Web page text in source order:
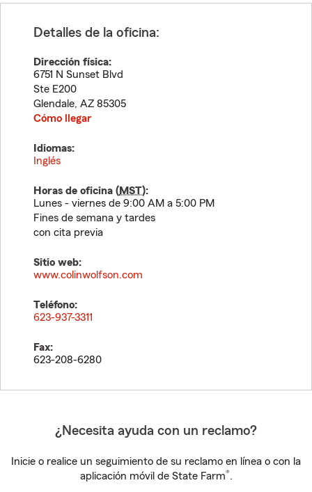
Detalles de la oficina:
Dirección física:
6751 N Sunset Blvd
Ste E200
Glendale, AZ 85305
Cómo llegar
Idiomas:
Inglés
Horas de oficina (MST):
Lunes - viernes de 9:00 AM a 5:00 PM
Fines de semana y tardes
con cita previa
Sitio web:
www.colinwolfson.com
Teléfono:
623-937-3311
Fax:
623-208-6280
¿Necesita ayuda con un reclamo?
Inicie o realice un seguimiento de su reclamo en línea o con la
aplicación móvil de State Farm®.